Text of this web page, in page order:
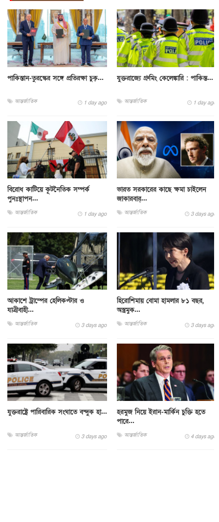
পাকিস্তান-তুরস্কের সঙ্গে প্রতিরক্ষা চুক্...
আন্তর্জাতিক 1 day ago
যুক্তরাজ্যে গ্রুমিং কেলেঙ্কারি : পাকিস্ত...
আন্তর্জাতিক 1 day ago
বিরোধ কাটিয়ে কূটনৈতিক সম্পর্ক
পুনঃস্থাপন...
আন্তর্জাতিক 1 day ago
ভারত সরকারের কাছে ক্ষমা চাইলেন
জাকারবার্...
আন্তর্জাতিক 3 days ago
আকাশে ট্রাম্পের হেলিকপ্টার ও
যাত্রীবাহী...
আন্তর্জাতিক 3 days ago
হিরোশিমায় বোমা হামলার ৮১ বছর,
অস্ত্রমুক...
আন্তর্জাতিক 3 days ago
যুক্তরাষ্ট্রে পারিবারিক সংঘাতে বন্দুক হা...
আন্তর্জাতিক 3 days ago
হরমুজ নিয়ে ইরান-মার্কিন চুক্তি হতে
পারে...
আন্তর্জাতিক 4 days ago